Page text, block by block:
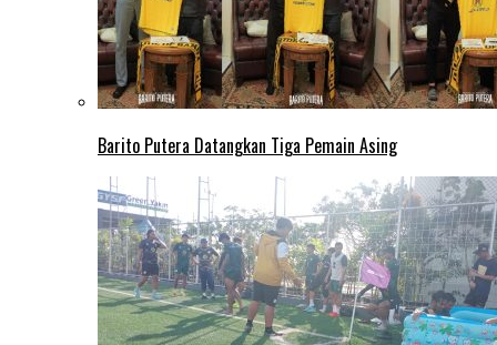
Barito Putera Datangkan Tiga Pemain Asing